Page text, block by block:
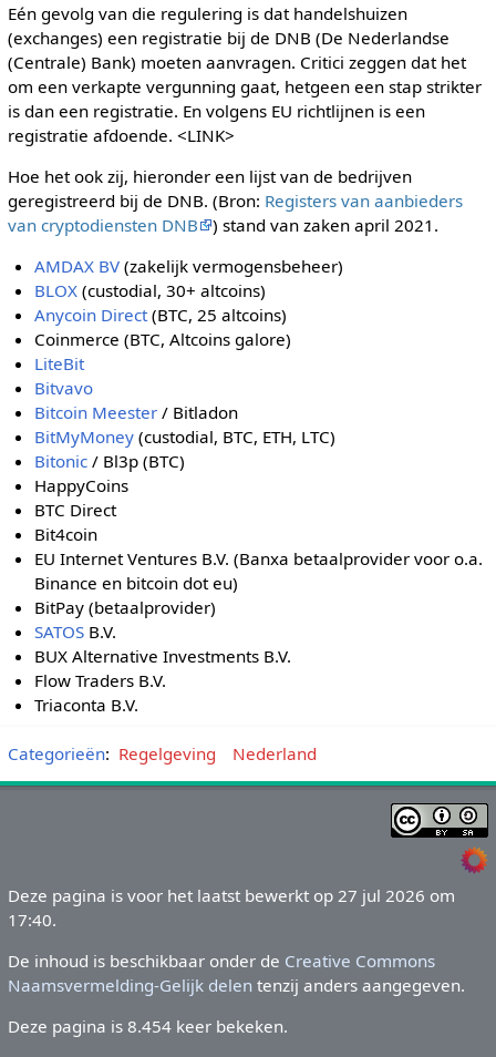
Eén gevolg van die regulering is dat handelshuizen
(exchanges) een registratie bij de DNB (De Nederlandse
(Centrale) Bank) moeten aanvragen. Critici zeggen dat het
om een verkapte vergunning gaat, hetgeen een stap strikter
is dan een registratie. En volgens EU richtlijnen is een
registratie afdoende. <LINK>
Hoe het ook zij, hieronder een lijst van de bedrijven
geregistreerd bij de DNB. (Bron: Registers van aanbieders
van cryptodiensten DNB
) stand van zaken april 2021.
AMDAX BV (zakelijk vermogensbeheer)
BLOX (custodial, 30+ altcoins)
Anycoin Direct(BTC, 25 altcoins)
Coinmerce (BTC, Altcoins galore)
LiteBit
Bitvavo
Bitcoin Meester / Bitladon
BitMyMoney (custodial, BTC, ETH, LTC)
Bitonic / Bl3p (BTC)
HappyCoins
BTC Direct
Bit4coin
EU Internet Ventures B.V. (Banxa betaalprovider voor o.a.
Binance en bitcoin dot eu)
BitPay (betaalprovider)
SATOS B.V.
BUX Alternative Investments B.V.
Flow Traders B.V.
Triaconta B.V.
Categorieën: Regelgeving Nederland
Deze pagina is voor het laatst bewerkt op 27 jul 2026 om
17:40.
De inhoud is beschikbaar onder de Creative Commons
Naamsvermelding-Gelijk delen tenzij anders aangegeven.
Deze pagina is 8.454 keer bekeken.